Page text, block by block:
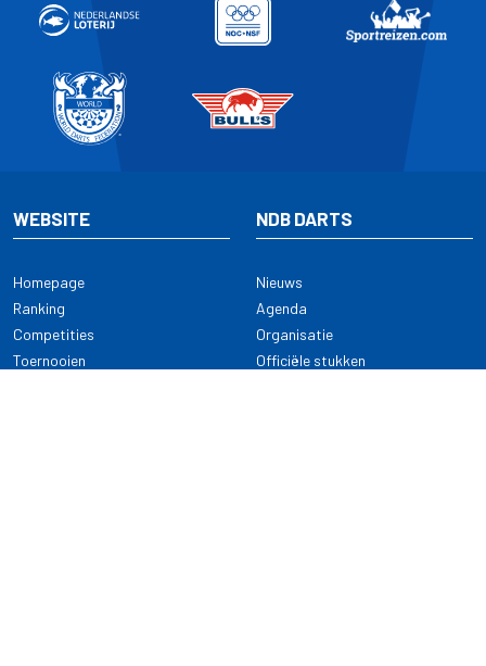
WEBSITE
Homepage
Ranking
Competities
Toernooien
NDB DARTS
Nieuws
Agenda
Organisatie
Officiële stukken